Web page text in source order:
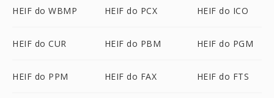
HEIF do WBMP HEIF do PCX HEIF do ICO
HEIF do CUR HEIF do PBM HEIF do PGM
HEIF do PPM HEIF do FAX HEIF do FTS